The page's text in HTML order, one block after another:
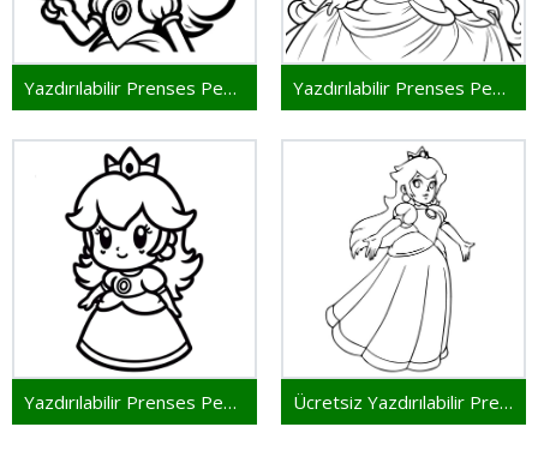
Yazdırılabilir Prenses Peach Resmi Yazdırılabilir Prenses Peach Çocuklar İçin
Yazdırılabilir Prenses Peach Bedava Ücretsiz Yazdırılabilir Prenses Peach